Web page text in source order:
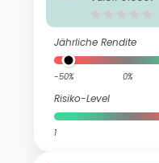
Jährliche Rendite
-50% 0%
Risiko-Level
1